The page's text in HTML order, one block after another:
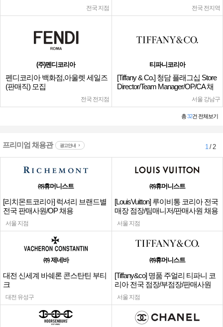
전국 지점 전국 전지역
(주)펜디코리아
펜디코리아 백화점,아울렛 세일즈
(판매직) 모집
전국 전지점
티파니코리아
[Tiffany & Co.] 청담 플래그십 Store
Director/Team Manager/OP/CA 채
서울 강남구
총32건 전체보기
프리미엄 채용관 광고안내 1/ 2
㈜휴머니스트
[리치몬트코리아] 럭셔리 브랜드별
전국 판매사원/OP 채용
서울 지점
㈜휴머니스트
[LouisVuitton] 루이비통 코리아 전국
매장 점장/팀매니저/판매사원 채용
서울 지점
㈜ 제네바
대전 신세계 바쉐론 콘스탄틴 부티
크
대전 유성구
㈜휴머니스트
[Tiffany&co] 명품 주얼리 티파니 코
리아 전국 점장/부점장/판매사원
서울 지점